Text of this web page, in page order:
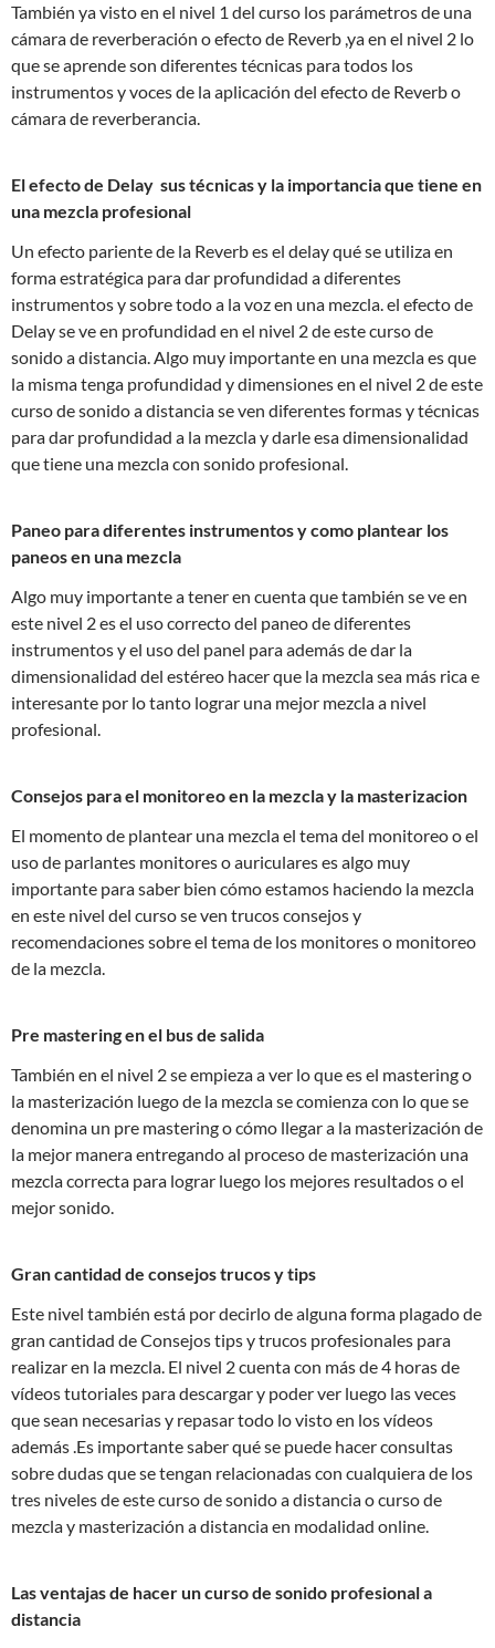
También ya visto en el nivel 1 del curso los parámetros de una
cámara de reverberación o efecto de Reverb ,ya en el nivel 2 lo
que se aprende son diferentes técnicas para todos los
instrumentos y voces de la aplicación del efecto de Reverb o
cámara de reverberancia.
El efecto de Delay sus técnicas y la importancia que tiene en
una mezcla profesional
Un efecto pariente de la Reverb es el delay qué se utiliza en
forma estratégica para dar profundidad a diferentes
instrumentos y sobre todo a la voz en una mezcla. el efecto de
Delay se ve en profundidad en el nivel 2 de este curso de
sonido a distancia. Algo muy importante en una mezcla es que
la misma tenga profundidad y dimensiones en el nivel 2 de este
curso de sonido a distancia se ven diferentes formas y técnicas
para dar profundidad a la mezcla y darle esa dimensionalidad
que tiene una mezcla con sonido profesional.
Paneo para diferentes instrumentos y como plantear los
paneos en una mezcla
Algo muy importante a tener en cuenta que también se ve en
este nivel 2 es el uso correcto del paneo de diferentes
instrumentos y el uso del panel para además de dar la
dimensionalidad del estéreo hacer que la mezcla sea más rica e
interesante por lo tanto lograr una mejor mezcla a nivel
profesional.
Consejos para el monitoreo en la mezcla y la masterizacion
El momento de plantear una mezcla el tema del monitoreo o el
uso de parlantes monitores o auriculares es algo muy
importante para saber bien cómo estamos haciendo la mezcla
en este nivel del curso se ven trucos consejos y
recomendaciones sobre el tema de los monitores o monitoreo
de la mezcla.
Pre mastering en el bus de salida
También en el nivel 2 se empieza a ver lo que es el mastering o
la masterización luego de la mezcla se comienza con lo que se
denomina un pre mastering o cómo llegar a la masterización de
la mejor manera entregando al proceso de masterización una
mezcla correcta para lograr luego los mejores resultados o el
mejor sonido.
Gran cantidad de consejos trucos y tips
Este nivel también está por decirlo de alguna forma plagado de
gran cantidad de Consejos tips y trucos profesionales para
realizar en la mezcla. El nivel 2 cuenta con más de 4 horas de
vídeos tutoriales para descargar y poder ver luego las veces
que sean necesarias y repasar todo lo visto en los vídeos
además .Es importante saber qué se puede hacer consultas
sobre dudas que se tengan relacionadas con cualquiera de los
tres niveles de este curso de sonido a distancia o curso de
mezcla y masterización a distancia en modalidad online.
Las ventajas de hacer un curso de sonido profesional a
distancia